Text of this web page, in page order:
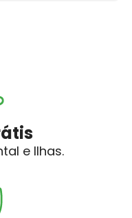
e Ilhas.